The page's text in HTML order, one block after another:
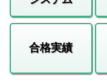
合格実績